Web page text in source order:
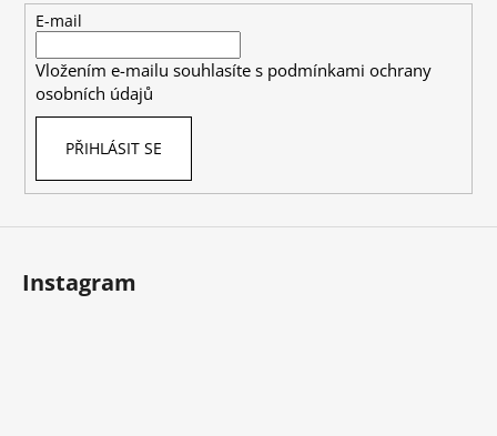
E-mail
Vložením e-mailu souhlasíte s podmínkami ochrany
osobních údajů
PŘIHLÁSIT SE
Instagram